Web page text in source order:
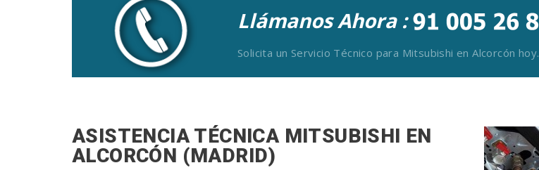
Llámanos Ahora :
Solicita un Servicio Técnico para Mitsubishi en Alcorcón hoy.
ASISTENCIA TÉCNICA MITSUBISHI EN
ALCORCÓN (MADRID)